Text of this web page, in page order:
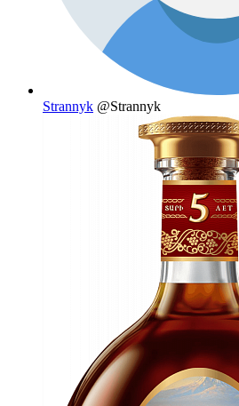
Strannyk @Strannyk